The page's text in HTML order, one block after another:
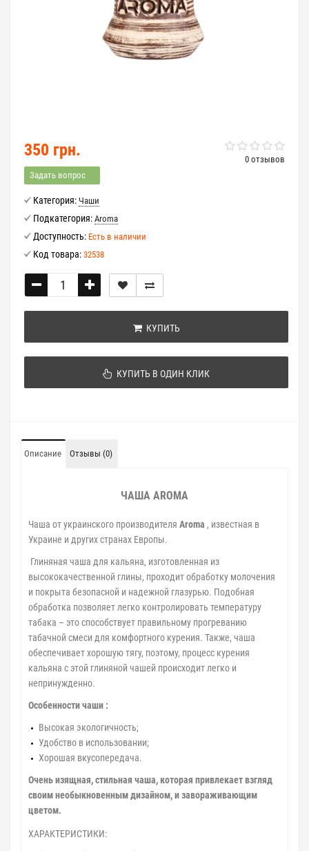
0 отзывов
350 грн.
Задать вопрос
Категория: Чаши
Подкатегория: Aroma
Доступность: Есть в наличии
Код товара: 32538
КУПИТЬ
КУПИТЬ В ОДИН КЛИК
Описание Отзывы (0)
ЧАША AROMA
Чаша от украинского производителя Aroma , известная в
Украине и других странах Европы.
Глиняная чаша для кальяна, изготовленная из
высококачественной глины, проходит обработку молочения
и покрыта безопасной и надежной глазурью. Подобная
обработка позволяет легко контролировать температуру
табака – это способствует правильному прогреванию
табачной смеси для комфортного курения. Также, чаша
обеспечивает хорошую тягу, поэтому, процесс курения
кальяна с этой глиняной чашей происходит легко и
непринужденно.
Особенности чаши :
Высокая экологичность;
Удобство в использовании;
Хорошая вкусопередача.
Очень изящная, стильная чаша, которая привлекает взгляд
своим необыкновенным дизайном, и завораживающим
цветом.
ХАРАКТЕРИСТИКИ: